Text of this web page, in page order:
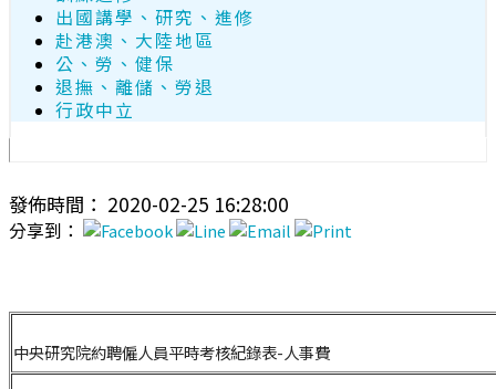
出國講學、研究、進修
赴港澳、大陸地區
公、勞、健保
退撫、離儲、勞退
行政中立
發佈時間： 2020-02-25 16:28:00
分享到：
中央研究院約聘僱人員平時考核紀錄表-人事費